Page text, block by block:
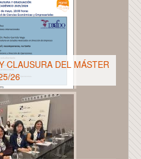
CLAUSURA DEL MÁSTER
26